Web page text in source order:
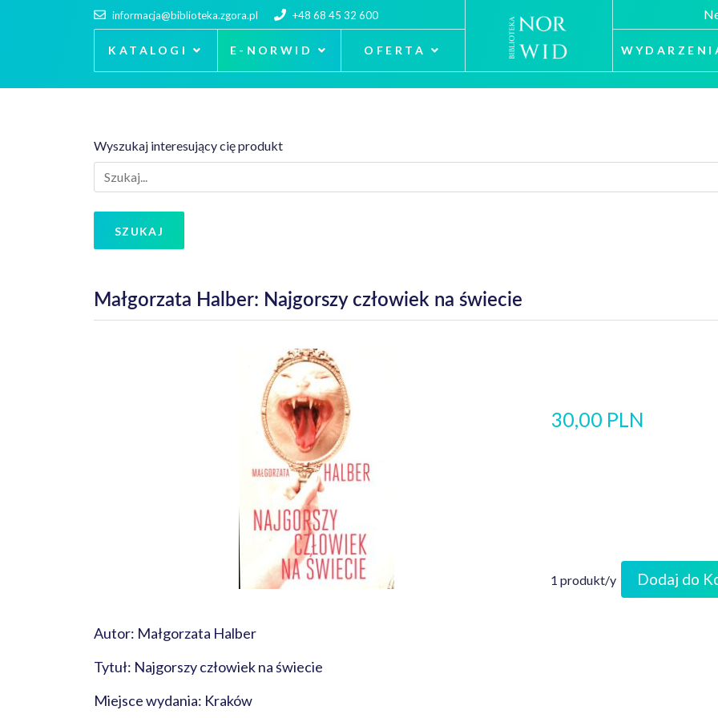
informacja@biblioteka.zgora.pl +48 68 45 32 600
KATALOGI E-NORWID OFERTA
Wyszukaj interesujący cię produkt
SZUKAJ
Małgorzata Halber: Najgorszy człowiek na świecie
30,00 PLN
1 produkt/y Dodaj do
Autor: Małgorzata Halber
Tytuł: Najgorszy człowiek na świecie
Miejsce wydania: Kraków